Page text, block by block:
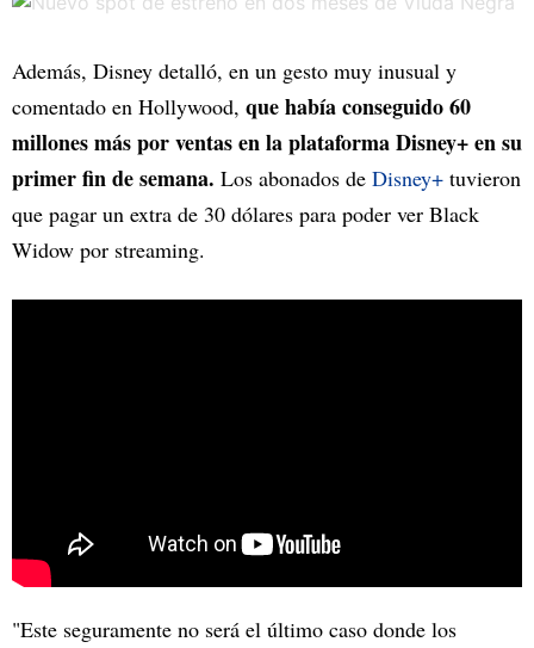
Además, Disney detalló, en un gesto muy inusual y
comentado en Hollywood, que había conseguido 60
millones más por ventas en la plataforma Disney+ en su
primer fin de semana. Los abonados de Disney+ tuvieron
que pagar un extra de 30 dólares para poder ver Black
Widow por streaming.
"Este seguramente no será el último caso donde los